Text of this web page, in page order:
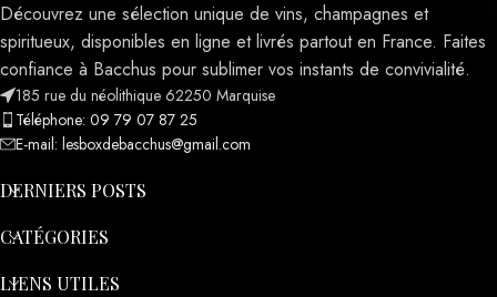
Découvrez une sélection unique de vins, champagnes et
spiritueux, disponibles en ligne et livrés partout en France. Faites
confiance à Bacchus pour sublimer vos instants de convivialité.
185 rue du néolithique 62250 Marquise
Téléphone: 09 79 07 87 25
E-mail: lesboxdebacchus@gmail.com
DERNIERS POSTS
CATÉGORIES
LIENS UTILES